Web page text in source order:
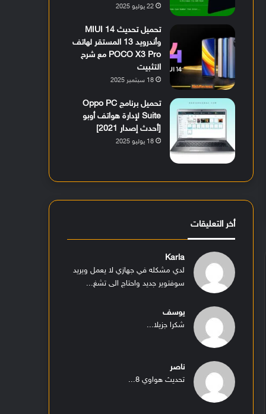
22 يوليو 2025
تحميل تحديث MIUI 14
وأندرويد 13 المستقر لهاتف
POCO X3 Pro مع شرح
التثبيت
18 سبتمبر 2025
تحميل برنامج Oppo PC
Suite لإدارة هواتف أوبو
[أحدث إصدار 2021]
18 يوليو 2025
أخر التعليقات
Karla
لدي مشكله في جهازي لا يعمل ويريد
سوفتوير جديد واحتاج الى تشغ...
يوسف
شكرا جزيلا...
ناصر
تحديث هواوي 8...